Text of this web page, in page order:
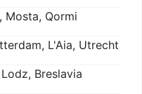
Mosta, Qormi
L'Aia, Utrecht
Breslavia